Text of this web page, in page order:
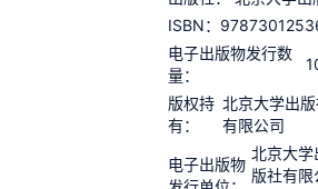
ISBN：
电子出版物发行数
量：
版权持
有：
北京大学出
有限公司
电子出版物
北京大学
版社有限